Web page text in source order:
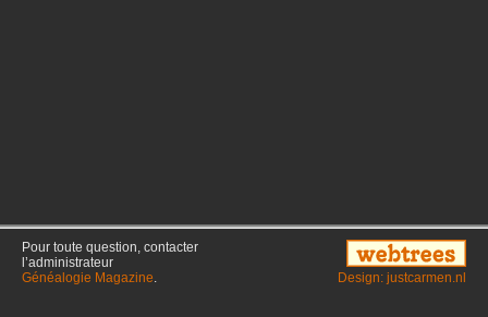
Pour toute question, contacter
l’administrateur
Généalogie Magazine. Design: justcarmen.nl